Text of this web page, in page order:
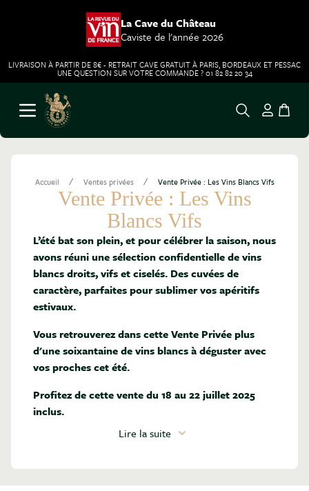
La Cave du Château
Caviste de l'année 2026
LIVRAISON À PARTIR DE 8€ - RETRAIT CAVE GRATUIT À PARIS, BORDEAUX ET PESSAC
UNE QUESTION SUR VOTRE COMMANDE ? 01 82 82 20 34
Aller au contenu
Ouvrir le menu
Accueil / Ventes privées / Vente Privée : Les Vins Blancs Vifs
Vente Privée : Les Vins
Blancs Vifs
L’été bat son plein, et pour célébrer la saison, nous
avons réuni une sélection confidentielle de vins
blancs droits, vifs et ciselés. Des cuvées de
caractère, parfaites pour sublimer vos apéritifs
estivaux.
Vous retrouverez dans cette Vente Privée plus
d'une soixantaine de vins blancs à déguster avec
vos proches cet été.
Profitez de cette vente du 18 au 22 juillet 2025
inclus.
Lire la suite